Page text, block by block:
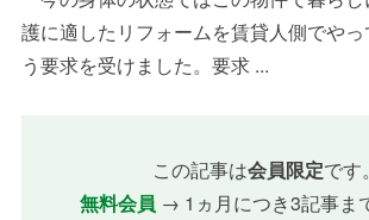
護に適したリフォームを賃貸人側でや
う要求を受けました。要求 ...
この記事は会員限定です。
無料会員 → 1ヵ月につき3記事ま